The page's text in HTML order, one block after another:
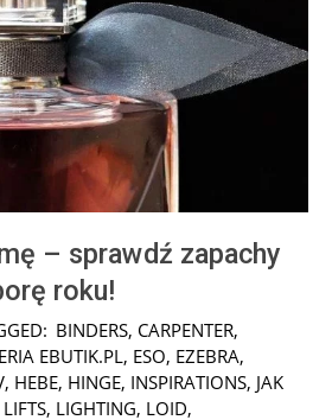
– sprawdź zapachy
roku!
BINDERS, CARPENTER,
EBUTIK.PL, ESO, EZEBRA,
, HEBE, HINGE, INSPIRATIONS, JAK
LIFTS, LIGHTING, LOID,